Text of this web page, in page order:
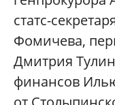
статс-
Фомичева,
Дмитрия
финансов